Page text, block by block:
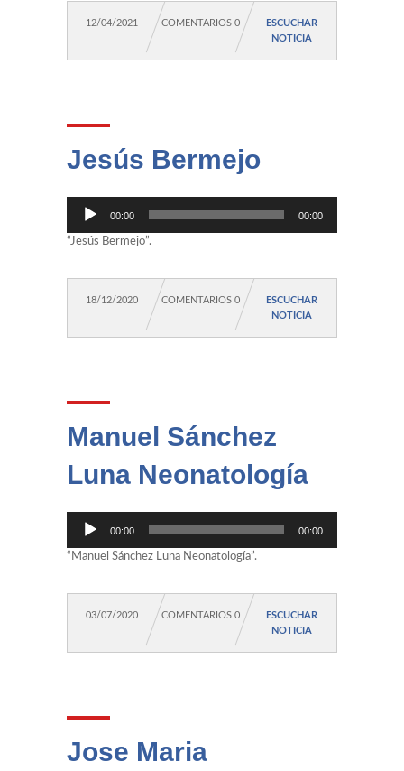
12/04/2021 COMENTARIOS 0
ESCUCHAR
NOTICIA
Jesús Bermejo
Reproductor
audio
00:00 00:00
“Jesús Bermejo”.
18/12/2020 COMENTARIOS 0
ESCUCHAR
NOTICIA
Manuel Sánchez
Luna Neonatología
Reproductor
audio
00:00 00:00
“Manuel Sánchez Luna Neonatología”.
03/07/2020 COMENTARIOS 0
ESCUCHAR
NOTICIA
Jose Maria